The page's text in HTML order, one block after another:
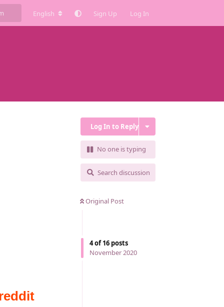
English Sign Up Log In
Log In to Reply
No one is typing
Search discussion
Original Post
4of16 posts
November 2020